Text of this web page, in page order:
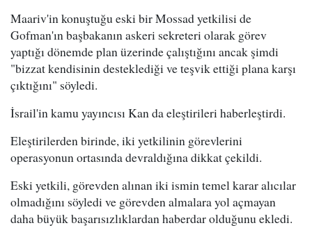
Maariv'in konuştuğu eski bir Mossad yetkilisi de
Gofman'ın başbakanın askeri sekreteri olarak görev
yaptığı dönemde plan üzerinde çalıştığını ancak şimdi
"bizzat kendisinin desteklediği ve teşvik ettiği plana karşı
çıktığını" söyledi.
İsrail'in kamu yayıncısı Kan da eleştirileri haberleştirdi.
Eleştirilerden birinde, iki yetkilinin görevlerini
operasyonun ortasında devraldığına dikkat çekildi.
Eski yetkili, görevden alınan iki ismin temel karar alıcılar
olmadığını söyledi ve görevden almalara yol açmayan
daha büyük başarısızlıklardan haberdar olduğunu ekledi.